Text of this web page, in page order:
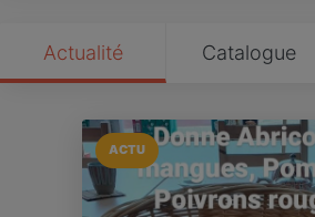
Actualité Catalogue
ACTU